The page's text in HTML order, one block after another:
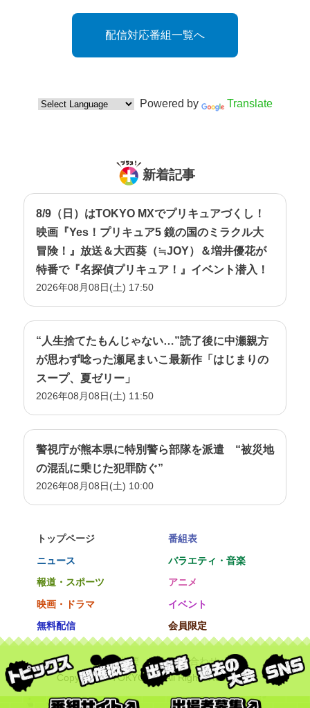
配信対応番組一覧へ
Powered by Translate
新着記事
8/9（日）はTOKYO MXでプリキュアづくし！
映画『Yes！プリキュア5 鏡の国のミラクル大
冒険！』放送＆大西葵（≒JOY）＆増井優花が
特番で『名探偵プリキュア！』イベント潜入！
2026年08月08日(土) 17:50
“人生捨てたもんじゃない…”読了後に中瀬親方
が思わず唸った瀬尾まいこ最新作「はじまりの
スープ、夏ゼリー」
2026年08月08日(土) 11:50
警視庁が熊本県に特別警ら部隊を派遣 “被災地
の混乱に乗じた犯罪防ぐ”
2026年08月08日(土) 10:00
トップページ
番組表
ニュース
バラエティ・音楽
報道・スポーツ
アニメ
映画・ドラマ
イベント
無料配信
会員限定
会社概要
お問い合わせ
Copyright © TOKYO MX All Rights Reserved.